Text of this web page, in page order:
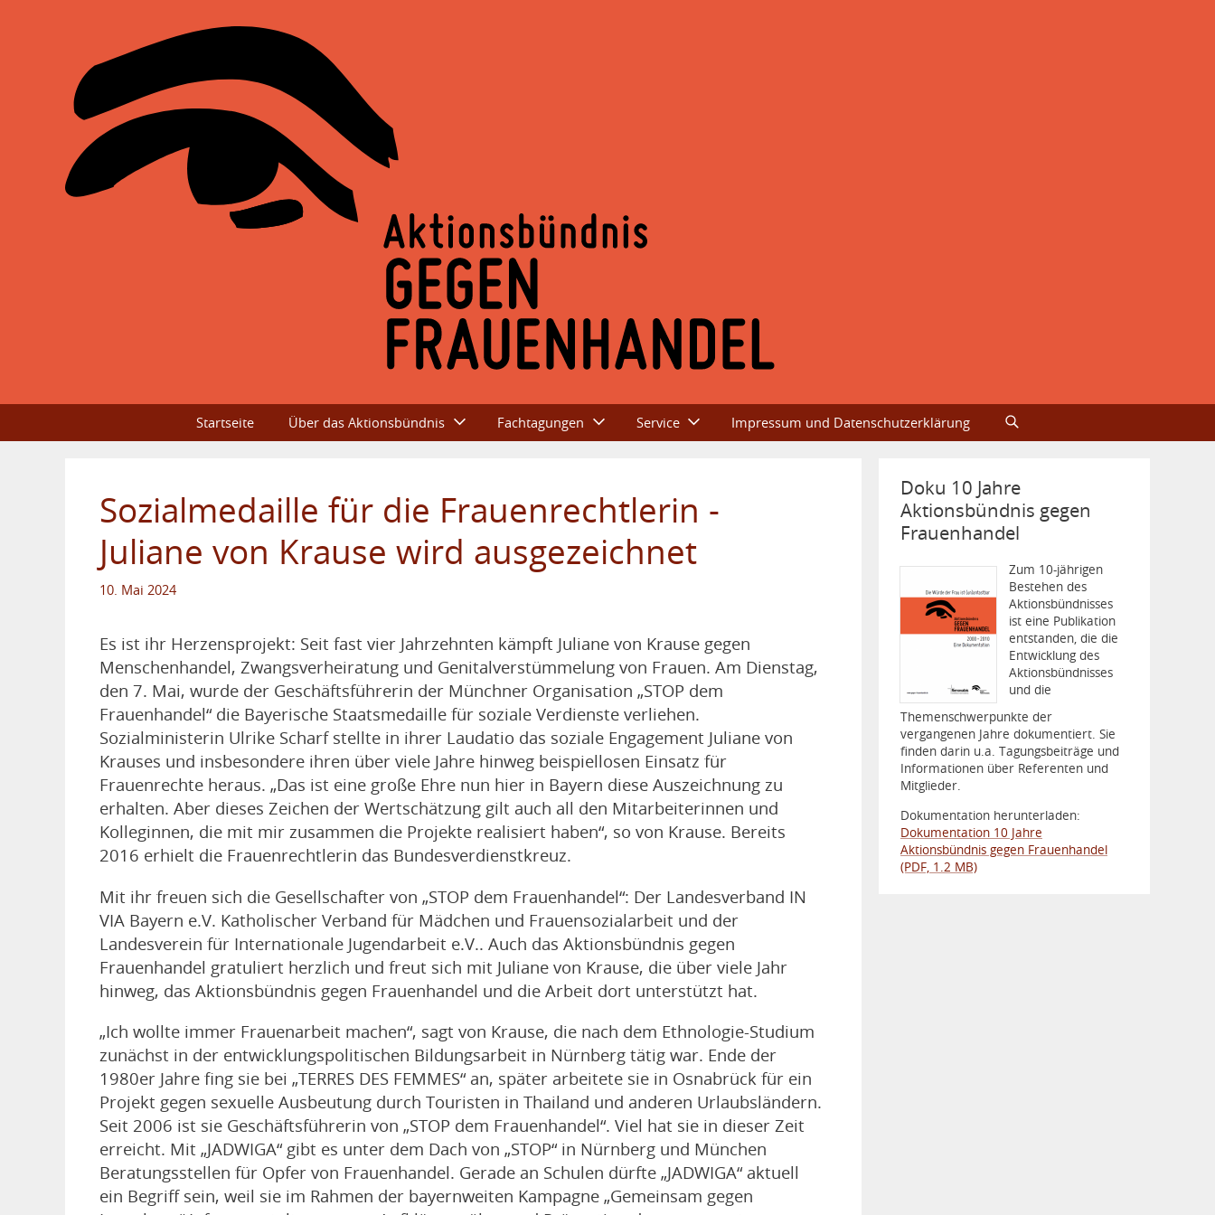
Startseite Über das Aktionsbündnis Fachtagungen Service Impressum und Datenschutzerklärung
Sozialmedaille für die Frauenrechtlerin -
Juliane von Krause wird ausgezeichnet
10. Mai 2024
Es ist ihr Herzensprojekt: Seit fast vier Jahrzehnten kämpft Juliane von Krause gegen
Menschenhandel, Zwangsverheiratung und Genitalverstümmelung von Frauen. Am Dienstag,
den 7. Mai, wurde der Geschäftsführerin der Münchner Organisation „STOP dem
Frauenhandel“ die Bayerische Staatsmedaille für soziale Verdienste verliehen.
Sozialministerin Ulrike Scharf stellte in ihrer Laudatio das soziale Engagement Juliane von
Krauses und insbesondere ihren über viele Jahre hinweg beispiellosen Einsatz für
Frauenrechte heraus. „Das ist eine große Ehre nun hier in Bayern diese Auszeichnung zu
erhalten. Aber dieses Zeichen der Wertschätzung gilt auch all den Mitarbeiterinnen und
Kolleginnen, die mit mir zusammen die Projekte realisiert haben“, so von Krause. Bereits
2016 erhielt die Frauenrechtlerin das Bundesverdienstkreuz.
Mit ihr freuen sich die Gesellschafter von „STOP dem Frauenhandel“: Der Landesverband IN
VIA Bayern e.V. Katholischer Verband für Mädchen und Frauensozialarbeit und der
Landesverein für Internationale Jugendarbeit e.V.. Auch das Aktionsbündnis gegen
Frauenhandel gratuliert herzlich und freut sich mit Juliane von Krause, die über viele Jahr
hinweg, das Aktionsbündnis gegen Frauenhandel und die Arbeit dort unterstützt hat.
„Ich wollte immer Frauenarbeit machen“, sagt von Krause, die nach dem Ethnologie-Studium
zunächst in der entwicklungspolitischen Bildungsarbeit in Nürnberg tätig war. Ende der
1980er Jahre fing sie bei „TERRES DES FEMMES“ an, später arbeitete sie in Osnabrück für ein
Projekt gegen sexuelle Ausbeutung durch Touristen in Thailand und anderen Urlaubsländern.
Seit 2006 ist sie Geschäftsführerin von „STOP dem Frauenhandel“. Viel hat sie in dieser Zeit
erreicht. Mit „JADWIGA“ gibt es unter dem Dach von „STOP“ in Nürnberg und München
Beratungsstellen für Opfer von Frauenhandel. Gerade an Schulen dürfte „JADWIGA“ aktuell
ein Begriff sein, weil sie im Rahmen der bayernweiten Kampagne „Gemeinsam gegen
Doku 10 Jahre
Aktionsbündnis gegen
Frauenhandel
Zum 10-jährigen
Bestehen des
Aktions­bünd­nisses
ist eine Publikation
entstanden, die die
Entwicklung des
Aktionsbündnisses
und die
Themenschwerpunkte der
vergangenen Jahre dokumentiert. Sie
finden darin u.a. Tagungsbeiträge und
Informationen über Referenten und
Mitglieder.
Dokumentation herunterladen:
Dokumentation 10 Jahre
Aktionsbündnis gegen Frauenhandel
(PDF, 1.2 MB)